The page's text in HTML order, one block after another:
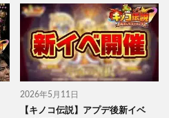
2026年5月11日
【キノコ伝説】アプデ後新イベ